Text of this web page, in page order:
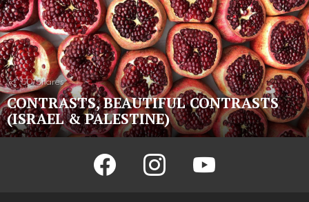
50 Shares
CONTRASTS, BEAUTIFUL CONTRASTS
(ISRAEL & PALESTINE)
facebook instagram youtube